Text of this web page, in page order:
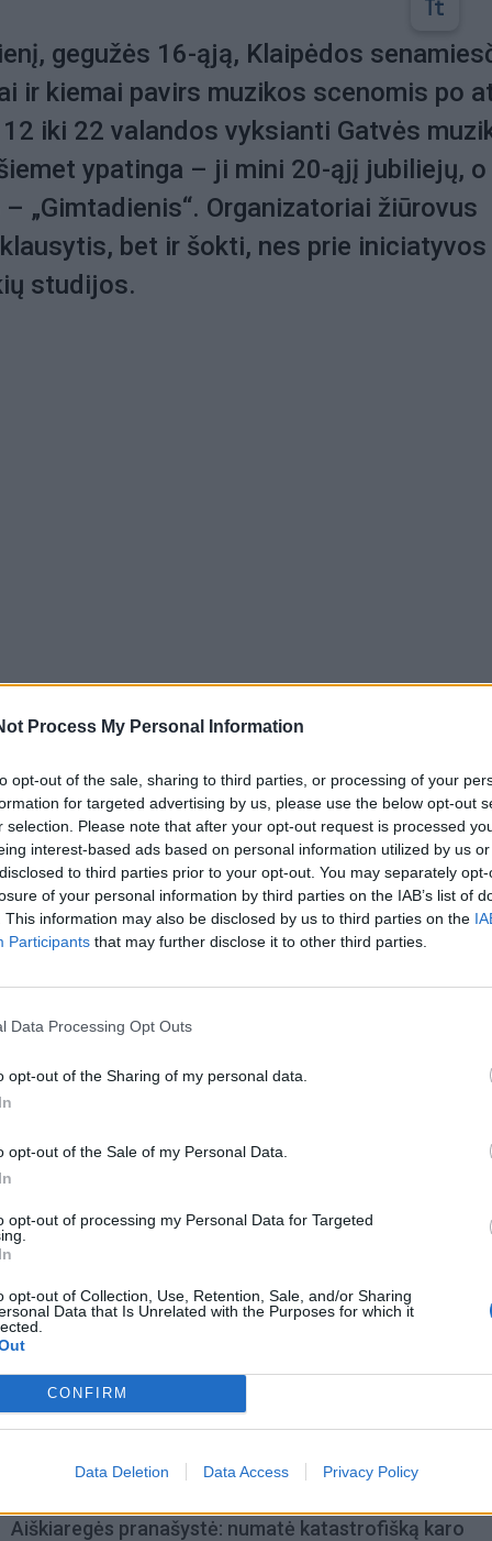
Process My Personal Information
opt-out of the sale, sharing to third parties, or processing of your
for targeted advertising by us, please use the below opt-out
selection. Please note that after your opt-out request is processed
interest-based ads based on personal information utilized by us
to third parties prior to your opt-out. You may separately
of your personal information by third parties on the IAB’s list of
This information may also be disclosed by us to third parties on the
Participants that may further disclose it to other third parties.
Data Processing Opt Outs
opt-out of the Sharing of my personal data.
opt-out of the Sale of my Personal Data.
opt-out of processing my Personal Data for Targeted
opt-out of Collection, Use, Retention, Sale, and/or Sharing
Data that Is Unrelated with the Purposes for which it
CONFIRM
Data Deletion Data Access Privacy Policy
gegužės 16-ąją, Klaipėdos
ir kiemai pavirs muzikos scenomis po
iki 22 valandos vyksianti Gatvės
ypatinga – ji mini 20-ąjį jubiliejų, o
„Gimtadienis“. Organizatoriai žiūrovus
bet ir šokti, nes prie iniciatyvos
studijos.
12 valandą Karlskronos aikštėje.
o patiems muzikantams pristatyti save. „Būtų be galo
ir kitų miestų gatvėse susitiktų visi kada nors
ir tie, kuriems tai bus pirmasis kartas“ , - sako
diena Klaipėdoje žada būti itin įvairi ir spalvinga
klasikos iki elektroninių ritmų, atlikėjai – nuo solistų iki
vietos – virš 20 lokacijų senamiestyje nuo Kulių Vartų
GMD interneto svetainėjewww.gmd.lt/map
Aiškiaregės pranašystė: numatė katastrofišką karo